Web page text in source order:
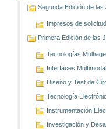
Segunda Edición de
Impresos de
Primera Edición de las
Tecnologías
Interfaces
Diseño y Test de
Tecnología
Instrumentación
Investigación y